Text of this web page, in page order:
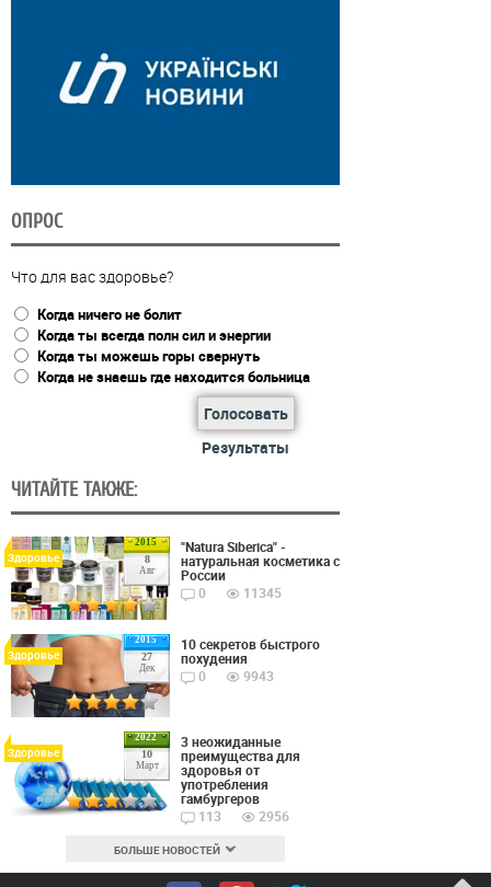
ОПРОС
Что для вас здоровье?
Когда ничего не болит
Когда ты всегда полн сил и энергии
Когда ты можешь горы свернуть
Когда не знаешь где находится больница
Голосовать
Результаты
ЧИТАЙТЕ ТАКЖЕ:
2015
8
Авг
Здоровье
"Natura Siberica" -
натуральная косметика с
России
0
11345
2015
27
Дек
Здоровье
10 секретов быстрого
похудения
0
9943
2022
10
Март
Здоровье
3 неожиданные
преимущества для
здоровья от
употребления
гамбургеров
113
2956
БОЛЬШЕ НОВОСТЕЙ